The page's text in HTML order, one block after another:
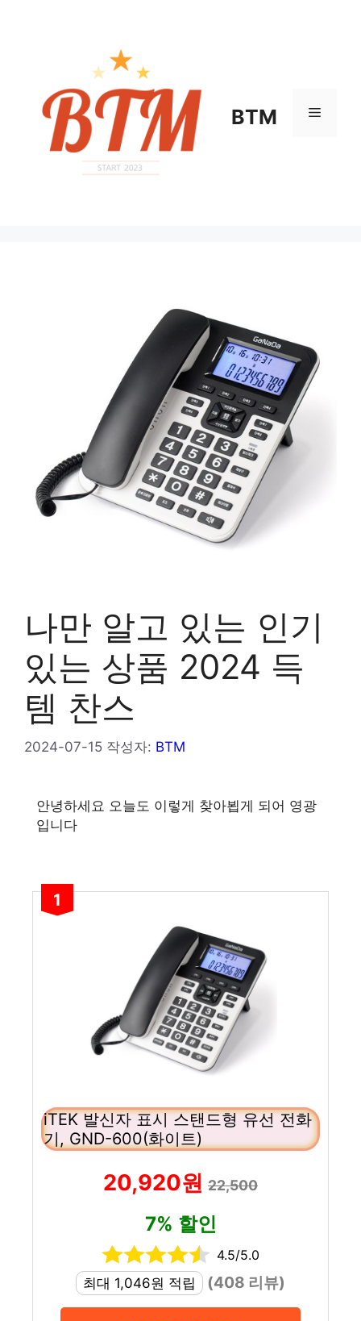
BTM 메
나만 알고 있는 인기
있는 상품 2024 득
템 찬스
2024-07-15 작성자: BTM
안녕하세요 오늘도 이렇게 찾아뵙게 되어 영광
입니다
1
iTEK 발신자 표시 스탠드형 유선 전화
기, GND-600(화이트)
20,920원 22,500
7% 할인
4.5/5.0
최대 1,046원 적립
(408 리뷰)